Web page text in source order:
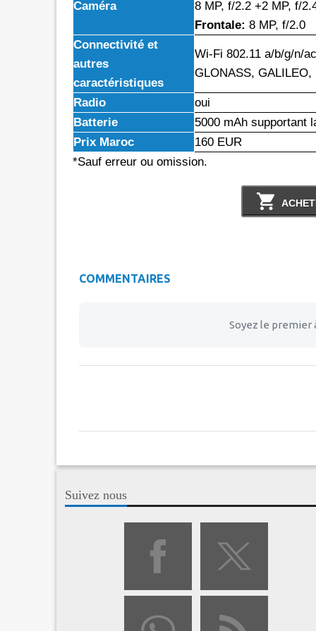
Caméra
8 MP, f/2.2 +2 MP, f/
Frontale: 8 MP, f/2.0
Connectivité et
autres
caractéristiques
Wi-Fi 802.11 a/b/g/n/
GLONASS,
Radio
oui
Batterie
5000 mAh supportant
Prix Maroc
160 EUR
*Sauf erreur ou omission.
COMMENTAIRES
Soyez le premier
Suivez nous